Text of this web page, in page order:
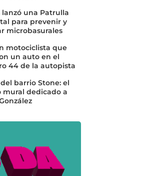
lanzó una Patrulla
para prevenir y
microbasurales
motociclista que
un auto en el
44 de la autopista
barrio Stone: el
mural dedicado a